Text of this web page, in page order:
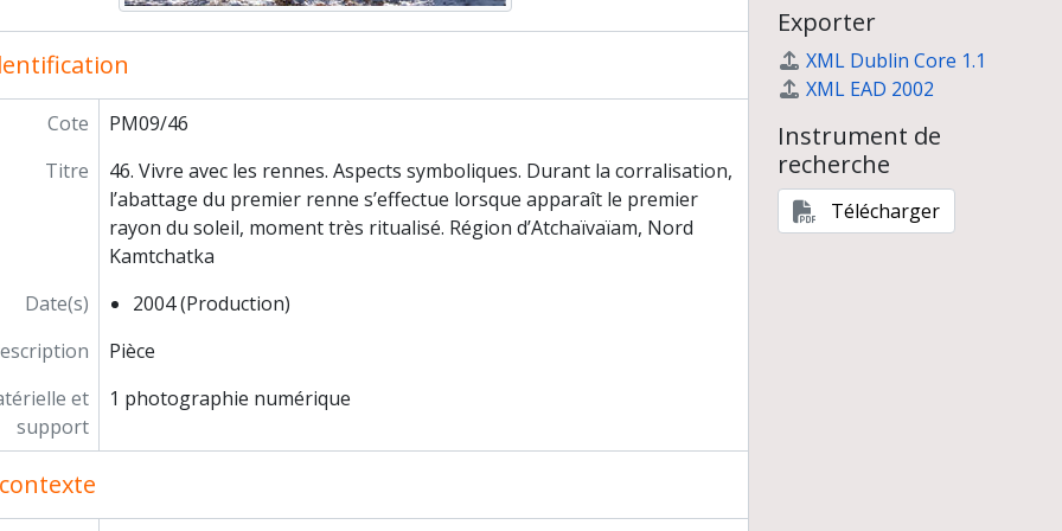
carrières de El Ferriol et l'atelier de sculpture d'Elche (Alicante)
d'hier et d'aujourd'hui. Le Mexique, terrain de recherche pour l'archéologie et l'ethnologie française
sel et des hommes : approches ethnoarchéologiques
chaîne opératoire funéraire, exemples de gestes et de séquences écrits par les ethnologues et reconstruits par les archéologues
Cote
PM09/46
Titre
46. Vivre avec les rennes. Aspects symboliques. Durant la corralisation,
l’abattage du premier renne s’effectue lorsque apparaît le premier
rayon du soleil, moment très ritualisé. Région d’Atchaïvaïam, Nord
Kamtchatka
Date(s)
2004 (Production)
Pièce
et
support
1 photographie numérique
Exporter
XML Dublin Core 1.1
XML EAD 2002
Instrument de
recherche
Télécharger